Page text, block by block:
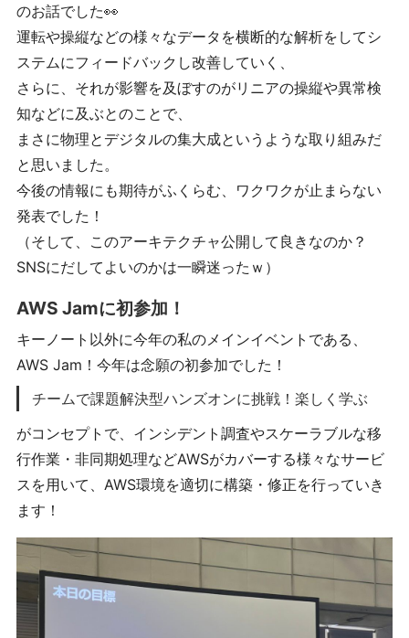
のお話でした👀
運転や操縦などの様々なデータを横断的な解析をしてシ
ステムにフィードバックし改善していく、
さらに、それが影響を及ぼすのがリニアの操縦や異常検
知などに及ぶとのことで、
まさに物理とデジタルの集大成というような取り組みだ
と思いました。
今後の情報にも期待がふくらむ、ワクワクが止まらない
発表でした！
（そして、このアーキテクチャ公開して良きなのか？
SNSにだしてよいのかは一瞬迷ったｗ）
AWS Jamに初参加！
キーノート以外に今年の私のメインイベントである、
AWS Jam！今年は念願の初参加でした！
チームで課題解決型ハンズオンに挑戦！楽しく学ぶ
がコンセプトで、インシデント調査やスケーラブルな移
行作業・非同期処理などAWSがカバーする様々なサービ
スを用いて、AWS環境を適切に構築・修正を行っていき
ます！